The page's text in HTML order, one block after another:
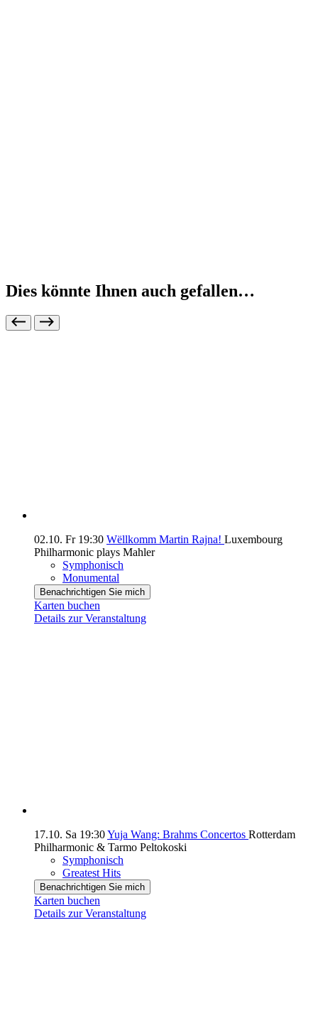
Dies könnte Ihnen auch gefallen…
02.10. Fr 19:30 Wëllkomm Martin Rajna! Luxembourg
Philharmonic plays Mahler
Symphonisch
Monumental
Benachrichtigen Sie mich
Karten buchen
Details zur Veranstaltung
17.10. Sa 19:30Yuja Wang: Brahms Concertos Rotterdam
Philharmonic & Tarmo Peltokoski
Symphonisch
Greatest Hits
Benachrichtigen Sie mich
Karten buchen
Details zur Veranstaltung